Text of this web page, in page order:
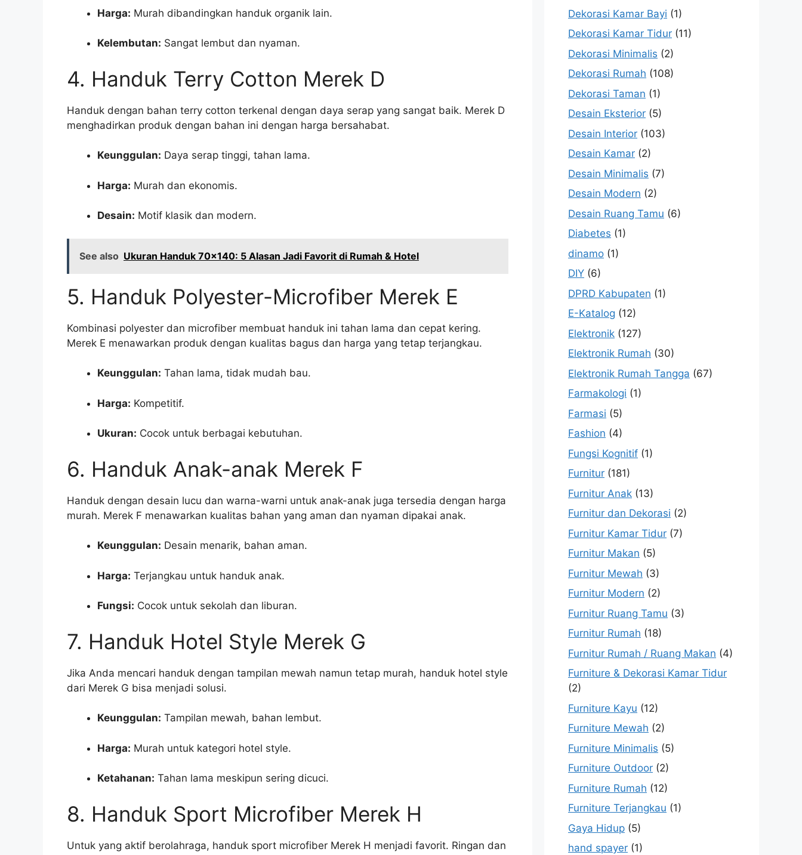
Harga: Murah dibandingkan handuk organik lain.
Kelembutan: Sangat lembut dan nyaman.
4. Handuk Terry Cotton Merek D
Handuk dengan bahan terry cotton terkenal dengan daya serap yang sangat baik. Merek D
menghadirkan produk dengan bahan ini dengan harga bersahabat.
Keunggulan: Daya serap tinggi, tahan lama.
Harga: Murah dan ekonomis.
Desain: Motif klasik dan modern.
See also Ukuran Handuk 70x140: 5 Alasan Jadi Favorit di Rumah & Hotel
5. Handuk Polyester-Microfiber Merek E
Kombinasi polyester dan microfiber membuat handuk ini tahan lama dan cepat kering.
Merek E menawarkan produk dengan kualitas bagus dan harga yang tetap terjangkau.
Keunggulan: Tahan lama, tidak mudah bau.
Harga: Kompetitif.
Ukuran: Cocok untuk berbagai kebutuhan.
6. Handuk Anak-anak Merek F
Handuk dengan desain lucu dan warna-warni untuk anak-anak juga tersedia dengan harga
murah. Merek F menawarkan kualitas bahan yang aman dan nyaman dipakai anak.
Keunggulan: Desain menarik, bahan aman.
Harga: Terjangkau untuk handuk anak.
Fungsi: Cocok untuk sekolah dan liburan.
7. Handuk Hotel Style Merek G
Jika Anda mencari handuk dengan tampilan mewah namun tetap murah, handuk hotel style
dari Merek G bisa menjadi solusi.
Keunggulan: Tampilan mewah, bahan lembut.
Harga: Murah untuk kategori hotel style.
Ketahanan: Tahan lama meskipun sering dicuci.
8. Handuk Sport Microfiber Merek H
Untuk yang aktif berolahraga, handuk sport microfiber Merek H menjadi favorit. Ringan dan
Dekorasi Kamar Bayi (1)
Dekorasi Kamar Tidur (11)
Dekorasi Minimalis (2)
Dekorasi Rumah (108)
Dekorasi Taman (1)
Desain Eksterior (5)
Desain Interior (103)
Desain Kamar (2)
Desain Minimalis (7)
Desain Modern (2)
Desain Ruang Tamu (6)
Diabetes (1)
dinamo (1)
DIY (6)
DPRD Kabupaten (1)
E-Katalog (12)
Elektronik (127)
Elektronik Rumah (30)
Elektronik Rumah Tangga (67)
Farmakologi (1)
Farmasi (5)
Fashion (4)
Fungsi Kognitif (1)
Furnitur (181)
Furnitur Anak (13)
Furnitur dan Dekorasi (2)
Furnitur Kamar Tidur (7)
Furnitur Makan (5)
Furnitur Mewah (3)
Furnitur Modern (2)
Furnitur Ruang Tamu (3)
Furnitur Rumah (18)
Furnitur Rumah / Ruang Makan (4)
Furniture & Dekorasi Kamar Tidur
(2)
Furniture Kayu (12)
Furniture Mewah (2)
Furniture Minimalis (5)
Furniture Outdoor (2)
Furniture Rumah (12)
Furniture Terjangkau (1)
Gaya Hidup (5)
hand spayer (1)